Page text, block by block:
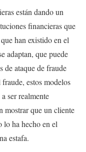
están dando un
financieras que
han existido en el
adaptan, que puede
de ataque de fraude
estos modelos
ser realmente
mostrar que un cliente
lo ha hecho en el
estafa.